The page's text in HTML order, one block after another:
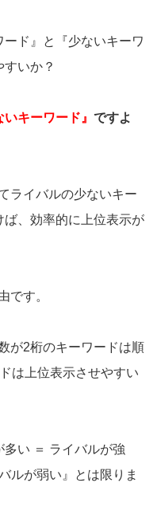
ド』と『少ないキーワ
いか？
いキーワード』 ですよ
ライバルの少ないキー
ば、効率的に上位表示が
です。
が2桁のキーワードは順
は上位表示させやすい
い ＝ ライバルが強
ルが弱い』とは限りま